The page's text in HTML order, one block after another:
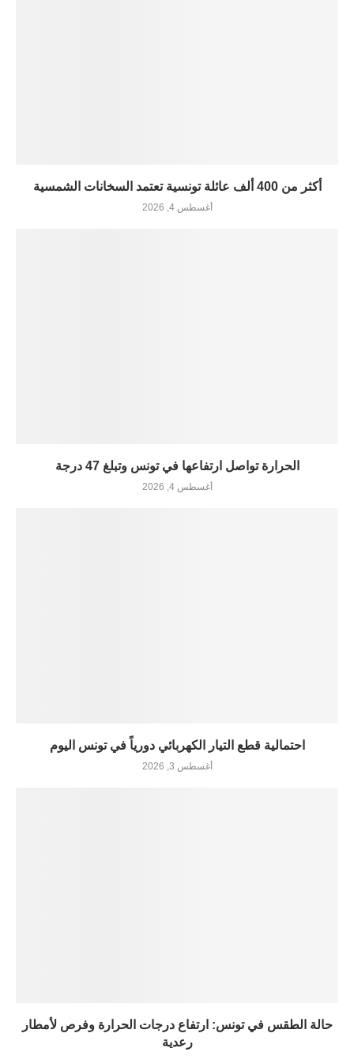
أكثر من 400 ألف عائلة تونسية تعتمد السخانات الشمسية
أغسطس 4, 2026
الحرارة تواصل ارتفاعها في تونس وتبلغ 47 درجة
أغسطس 4, 2026
احتمالية قطع التيار الكهربائي دورياً في تونس اليوم
أغسطس 3, 2026
حالة الطقس في تونس: ارتفاع درجات الحرارة وفرص لأمطار
رعدية